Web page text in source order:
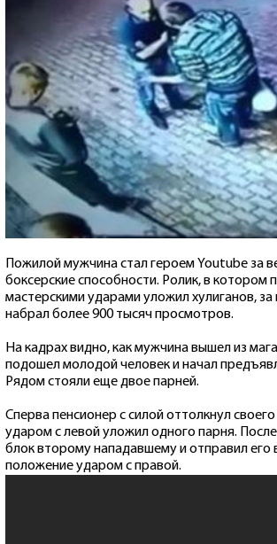
Пожилой мужчина стал героем Youtube за
боксерские способности. Ролик, в котором
мастерскими ударами уложил хулиганов, за
набрал более 900 тысяч просмотров.
На кадрах видно, как мужчина вышел из
подошел молодой человек и начал
Рядом стояли еще двое парней.
Сперва пенсионер с силой оттолкнул
ударом с левой уложил одного парня.
блок второму нападавшему и отправил его
положение ударом с правой.